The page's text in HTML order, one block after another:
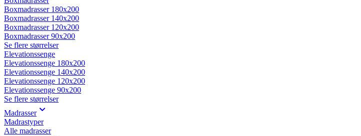
Boxmadrasser 180x200
Boxmadrasser 140x200
Boxmadrasser 120x200
Boxmadrasser 90x200
Se flere størrelser
Elevationssenge
Elevationssenge 180x200
Elevationssenge 140x200
Elevationssenge 120x200
Elevationssenge 90x200
Se flere størrelser
Madrasser
Madrastyper
Alle madrasser